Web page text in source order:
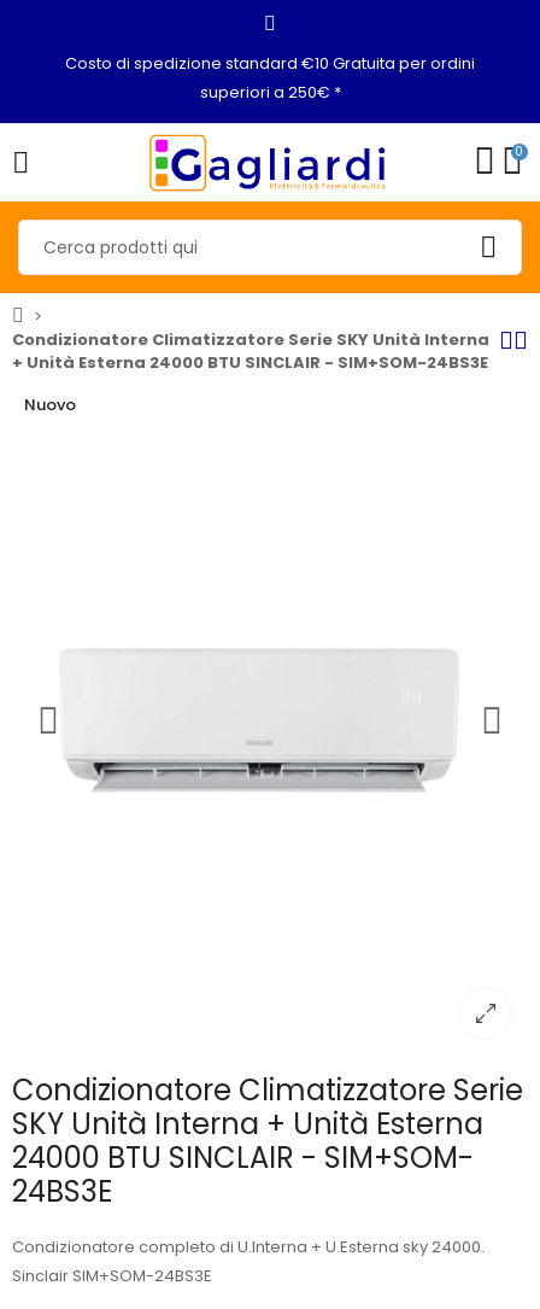
Costo di spedizione standard €10 Gratuita per ordini
superiori a 250€ *
0
Condizionatore Climatizzatore Serie SKY Unità Interna
+ Unità Esterna 24000 BTU SINCLAIR - SIM+SOM-24BS3E
Nuovo
Condizionatore Climatizzatore Serie
SKY Unità Interna + Unità Esterna
24000 BTU SINCLAIR - SIM+SOM-
24BS3E
Condizionatore completo di U.Interna + U.Esterna sky 24000.
Sinclair SIM+SOM-24BS3E